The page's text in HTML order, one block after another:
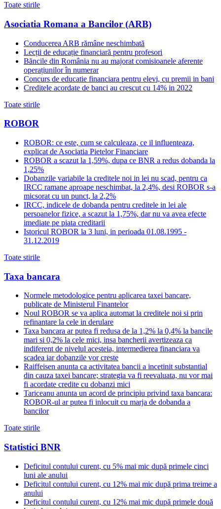
Toate stirile
Asociatia Romana a Bancilor (ARB)
Conducerea ARB rămâne neschimbată
Lecții de educație financiară pentru profesori
Băncile din România nu au majorat comisioanele aferente
operațiunilor în numerar
Concurs de educatie financiara pentru elevi, cu premii in bani
Creditele acordate de banci au crescut cu 14% in 2022
Toate stirile
ROBOR
ROBOR: ce este, cum se calculeaza, ce il influenteaza,
explicat de Asociatia Pietelor Financiare
ROBOR a scazut la 1,59%, dupa ce BNR a redus dobanda la
1,25%
Dobanzile variabile la creditele noi in lei nu scad, pentru ca
IRCC ramane aproape neschimbat, la 2,4%, desi ROBOR s-a
micsorat cu un punct, la 2,2%
IRCC, indicele de dobanda pentru creditele in lei ale
persoanelor fizice, a scazut la 1,75%, dar nu va avea efecte
imediate pe piata creditarii
Istoricul ROBOR la 3 luni, in perioada 01.08.1995 -
31.12.2019
Toate stirile
Taxa bancara
Normele metodologice pentru aplicarea taxei bancare,
publicate de Ministerul Finantelor
Noul ROBOR se va aplica automat la creditele noi si prin
refinantare la cele in derulare
Taxa bancara ar putea fi redusa de la 1,2% la 0,4% la bancile
mari si 0,2% la cele mici, insa bancherii avertizeaza ca
indiferent de nivelul acesteia, intermedierea financiara va
scadea iar dobanzile vor creste
Raiffeisen anunta ca activitatea bancii a incetinit substantial
din cauza taxei bancare; strategia va fi reevaluata, nu vor mai
fi acordate credite cu dobanzi mici
Tariceanu anunta un acord de principiu privind taxa bancara:
ROBOR-ul ar putea fi inlocuit cu marja de dobanda a
bancilor
Toate stirile
Statistici BNR
Deficitul contului curent, cu 5% mai mic după primele cinci
luni ale anului
Deficitul contului curent, cu 12% mai mic după prima treime a
anului
Deficitul contului curent, cu 12% mai mic după primele două